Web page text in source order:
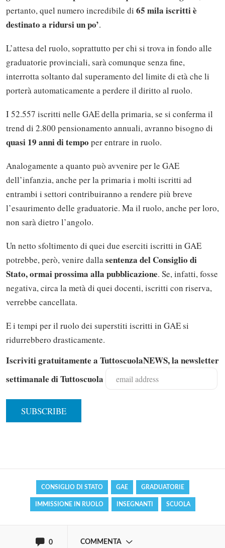
pertanto, quel numero incredibile di 65 mila iscritti è
destinato a ridursi un po’.
L’attesa del ruolo, soprattutto per chi si trova in fondo alle
graduatorie provinciali, sarà comunque senza fine,
interrotta soltanto dal superamento del limite di età che li
porterà automaticamente a perdere il diritto al ruolo.
I 52.557 iscritti nelle GAE della primaria, se si conferma il
trend di 2.800 pensionamento annuali, avranno bisogno di
quasi 19 anni di tempo per entrare in ruolo.
Analogamente a quanto può avvenire per le GAE
dell’infanzia, anche per la primaria i molti iscritti ad
entrambi i settori contribuiranno a rendere più breve
l’esaurimento delle graduatorie. Ma il ruolo, anche per loro,
non sarà dietro l’angolo.
Un netto sfoltimento di quei due eserciti iscritti in GAE
potrebbe, però, venire dallasentenza del Consiglio di
Stato, ormai prossima alla pubblicazione. Se, infatti, fosse
negativa, circa la metà di quei docenti, iscritti con riserva,
verrebbe cancellata.
E i tempi per il ruolo dei superstiti iscritti in GAE si
ridurrebbero drasticamente.
Iscriviti gratuitamente a TuttoscuolaNEWS, la newsletter
settimanale di Tuttoscuola
CONSIGLIO DI STATO GAE GRADUATORIE
IMMISSIONE IN RUOLO INSEGNANTI SCUOLA
0 COMMENTA
Effettua il Login o Registrati